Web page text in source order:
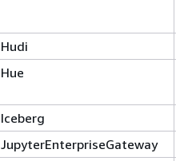
Hudi
Hue
Iceberg
JupyterEnterpriseGateway